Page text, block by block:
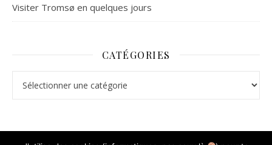
Visiter Tromsø en quelques jours
CATÉGORIES